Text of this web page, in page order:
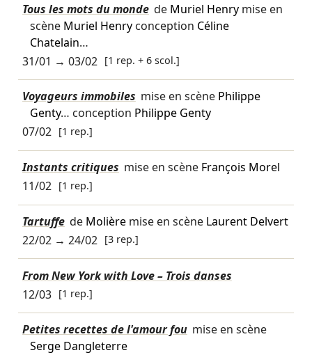
Tous les mots du monde de Muriel Henrymise en
scène Muriel Henryconception Céline
Chatelain…
31/01 → 03/02 [1 rep. + 6 scol.]
Voyageurs immobiles mise en scène Philippe
Genty… conception Philippe Genty
07/02 [1 rep.]
Instants critiques mise en scène François Morel
11/02 [1 rep.]
Tartuffe de Molièremise en scène Laurent Delvert
22/02→ 24/02 [3 rep.]
From New York with Love – Trois danses
12/03 [1 rep.]
Petites recettes de l'amour fou mise en scène
Serge Dangleterre